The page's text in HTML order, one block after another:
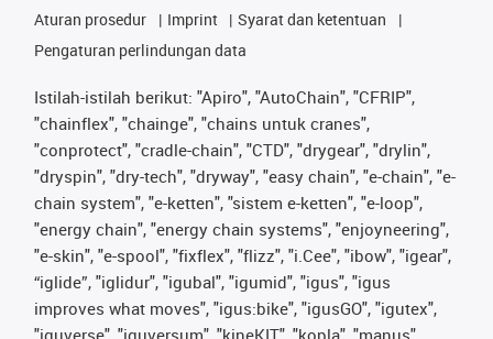
Aturan prosedur
Imprint
Syarat dan ketentuan
Pengaturan perlindungan data
Istilah-istilah berikut: "Apiro", "AutoChain", "CFRIP",
"chainflex", "chainge", "chains untuk cranes",
"conprotect", "cradle-chain", "CTD", "drygear", "drylin",
"dryspin", "dry-tech", "dryway", "easy chain", "e-chain", "e-
chain system", "e-ketten", "sistem e-ketten", "e-loop",
"energy chain", "energy chain systems", "enjoyneering",
"e-skin", "e-spool", "fixflex", "flizz", "i.Cee", "ibow", "igear",
“iglide”, "iglidur", "igubal", "igumid", "igus", "igus
improves what moves", "igus:bike", "igusGO", "igutex",
"iguverse", "iguversum", "kineKIT", "kopla", "manus",